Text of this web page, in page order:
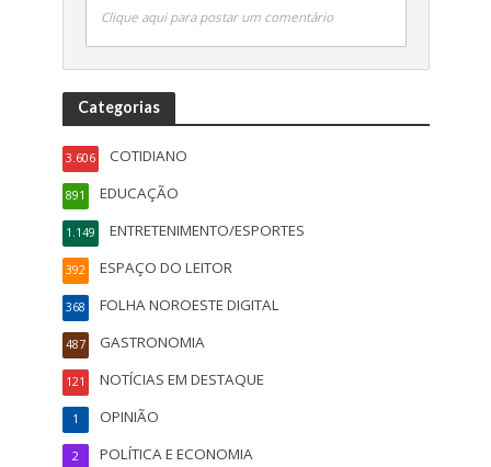
Clique aqui para postar um comentário
Categorias
COTIDIANO
3.606
EDUCAÇÃO
891
ENTRETENIMENTO/ESPORTES
1.149
ESPAÇO DO LEITOR
392
FOLHA NOROESTE DIGITAL
368
GASTRONOMIA
487
NOTÍCIAS EM DESTAQUE
121
OPINIÃO
1
POLÍTICA E ECONOMIA
2